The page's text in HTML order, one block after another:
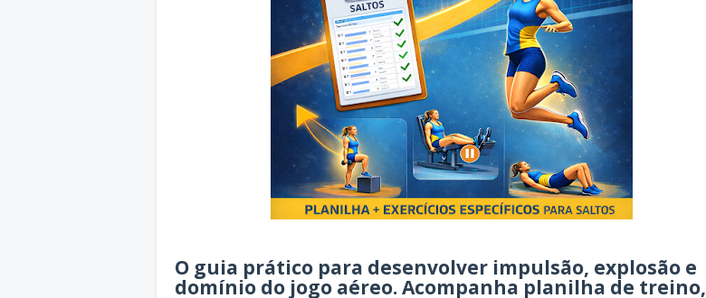
O guia prático para desenvolver impulsão, explosão e
domínio do jogo aéreo.Acompanha planilha de treino,